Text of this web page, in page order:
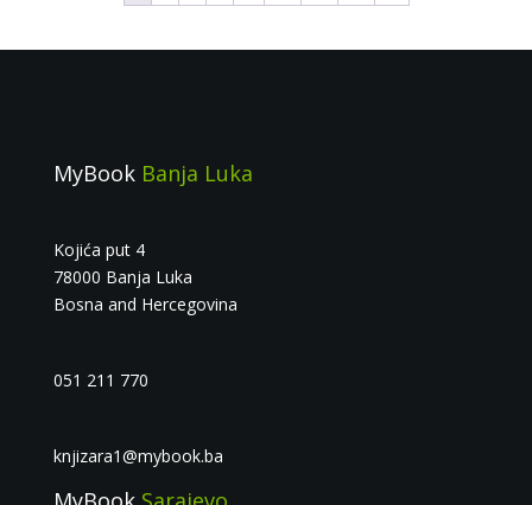
MyBook Banja Luka
Kojića put 4
78000 Banja Luka
Bosna and Hercegovina
051 211 770
knjizara1@mybook.ba